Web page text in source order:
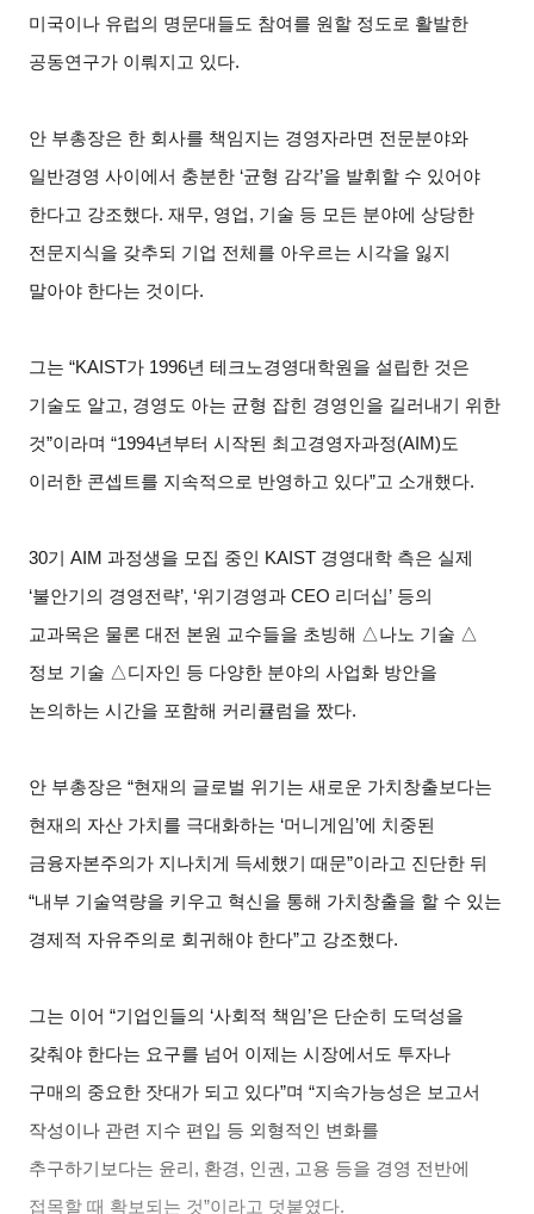
미국이나 유럽의 명문대들도 참여를 원할 정도로 활발한
공동연구가 이뤄지고 있다.
안 부총장은 한 회사를 책임지는 경영자라면 전문분야와
일반경영 사이에서 충분한 ‘균형 감각’을 발휘할 수 있어야
한다고 강조했다. 재무, 영업, 기술 등 모든 분야에 상당한
전문지식을 갖추되 기업 전체를 아우르는 시각을 잃지
말아야 한다는 것이다.
그는 “KAIST가 1996년 테크노경영대학원을 설립한 것은
기술도 알고, 경영도 아는 균형 잡힌 경영인을 길러내기 위한
것”이라며 “1994년부터 시작된 최고경영자과정(AIM)도
이러한 콘셉트를 지속적으로 반영하고 있다”고 소개했다.
30기 AIM 과정생을 모집 중인 KAIST 경영대학 측은 실제
‘불안기의 경영전략’, ‘위기경영과 CEO 리더십’ 등의
교과목은 물론 대전 본원 교수들을 초빙해 △나노 기술 △
정보 기술 △디자인 등 다양한 분야의 사업화 방안을
논의하는 시간을 포함해 커리큘럼을 짰다.
안 부총장은 “현재의 글로벌 위기는 새로운 가치창출보다는
현재의 자산 가치를 극대화하는 ‘머니게임’에 치중된
금융자본주의가 지나치게 득세했기 때문”이라고 진단한 뒤
“내부 기술역량을 키우고 혁신을 통해 가치창출을 할 수 있는
경제적 자유주의로 회귀해야 한다”고 강조했다.
그는 이어 “기업인들의 ‘사회적 책임’은 단순히 도덕성을
갖춰야 한다는 요구를 넘어 이제는 시장에서도 투자나
구매의 중요한 잣대가 되고 있다”며 “지속가능성은 보고서
작성이나 관련 지수 편입 등 외형적인 변화를
추구하기보다는 윤리, 환경, 인권, 고용 등을 경영 전반에
접목할 때 확보되는 것”이라고 덧붙였다.